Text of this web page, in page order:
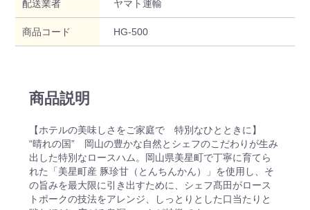
配送業者 ヤマト運輸
商品コード HG-500
商品説明
【ホテルの美味しさをご家庭で 特別なひとときに】
“晴れの国” 岡山の豊かな自然とシェフのこだわりが生み
出した特別なロースハム。岡山県美星町で丁寧に育てら
れた「美星町産 豚珍甘（とんちんかん）」を使用し、そ
の旨みを最大限に引き出すために、シェフ髙田がロース
トポークの技法をアレンジ、しっとりとした口当たりと